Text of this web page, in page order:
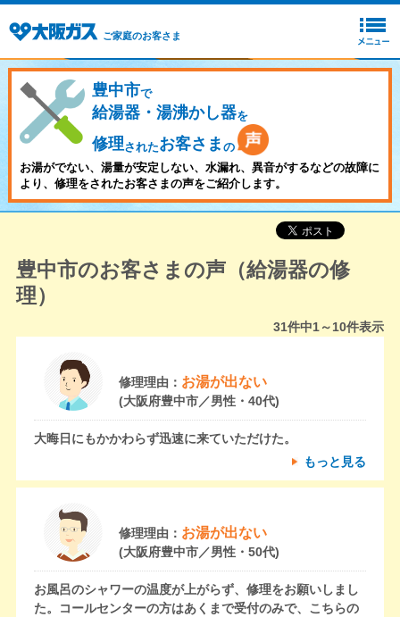
ご家庭のお客さま
豊中市で
給湯器・湯沸かし器を
修理されたお客さま の
お湯がでない、湯量が安定しない、水漏れ、異音がするなどの故障に
より、修理をされたお客さまの声をご紹介します。
豊中市のお客さまの声（給湯器の修
理）
31件中1～10件表示
修理理由： お湯が出ない
(大阪府豊中市／男性・40代)
大晦日にもかかわらず迅速に来ていただけた。
もっと見る
修理理由： お湯が出ない
(大阪府豊中市／男性・50代)
お風呂のシャワーの温度が上がらず、修理をお願いしまし
た。コールセンターの方はあくまで受付のみで、こちらの